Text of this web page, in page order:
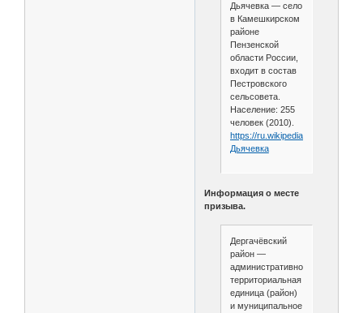
Дьячевка — село
в Камешкирском
районе
Пензенской
области России,
входит в состав
Пестровского
сельсовета.
Население: 255
человек (2010).
https://ru.wikipedia.org/wiki/
Дьячевка
Информация о месте
призыва.
Дергачёвский
район —
административно-
территориальная
единица (район)
и муниципальное